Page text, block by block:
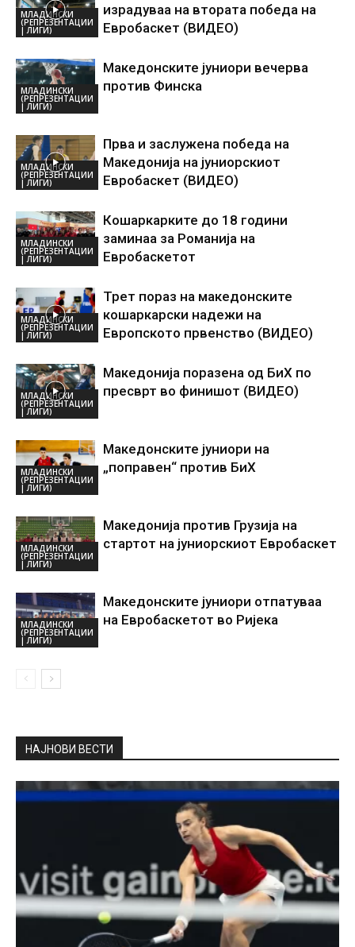
МЛАДИНСКИ
(РЕПРЕЗЕНТАЦИИ
| ЛИГИ)
израдуваа на втората победа на
Евробаскет (ВИДЕО)
МЛАДИНСКИ
(РЕПРЕЗЕНТАЦИИ
| ЛИГИ)
Македонските јуниори вечерва
против Финска
МЛАДИНСКИ
(РЕПРЕЗЕНТАЦИИ
| ЛИГИ)
Прва и заслужена победа на
Македонија на јуниорскиот
Евробаскет (ВИДЕО)
МЛАДИНСКИ
(РЕПРЕЗЕНТАЦИИ
| ЛИГИ)
Кошаркарките до 18 години
заминаа за Романија на
Евробаскетот
МЛАДИНСКИ
(РЕПРЕЗЕНТАЦИИ
| ЛИГИ)
Трет пораз на македонските
кошаркарски надежи на
Европското првенство (ВИДЕО)
МЛАДИНСКИ
(РЕПРЕЗЕНТАЦИИ
| ЛИГИ)
Македонија поразена од БиХ по
пресврт во финишот (ВИДЕО)
МЛАДИНСКИ
(РЕПРЕЗЕНТАЦИИ
| ЛИГИ)
Македонските јуниори на
„поправен“ против БиХ
МЛАДИНСКИ
(РЕПРЕЗЕНТАЦИИ
| ЛИГИ)
Македонија против Грузија на
стартот на јуниорскиот Евробаскет
МЛАДИНСКИ
(РЕПРЕЗЕНТАЦИИ
| ЛИГИ)
Македонските јуниори отпатуваа
на Евробаскетот во Ријека
НАЈНОВИ ВЕСТИ